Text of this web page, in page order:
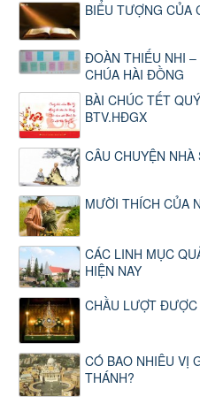
BIỂU TƯỢNG CỦA
ĐOÀN THIẾU NHI
CHÚA HÀI ĐỒNG
BÀI CHÚC TẾT
BTV.HĐGX
CÂU CHUYỆN
MƯỜI THÍCH CỦA
CÁC LINH MỤC
HIỆN NAY
CHẦU LƯỢT
CÓ BAO NHIÊU VỊ
THÁNH?